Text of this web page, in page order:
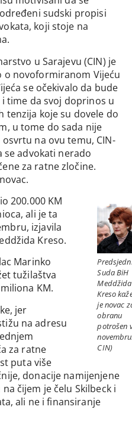
sudski propisi
koji stoje na
u Sarajevu (CIN) je
o novoformiranom Vijeću
se očekivalo da bude
time da svoj doprinos u
tenzija koje su dovele do
u tome do sada nije
na ovu temu, CIN-
advokati nerado
za ratne zločine.
Suda BiH
Meddžida
Kreso
je novac
obranu
potrošen
CIN)
200.000 KM
ali je ta
izjavila
Kreso.
Marinko
tužilaštva
KM.
jer
na adresu
za ratne
puta više
donacije namijenjene
čijem je čelu Skilbeck i
ali ne i finansiranje